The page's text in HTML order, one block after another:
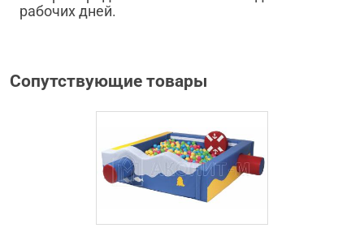
рабочих дней.
Сопутствующие товары